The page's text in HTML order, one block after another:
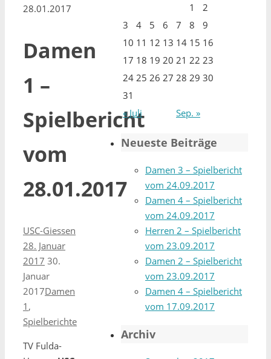
28.01.2017
Damen
1 –
Spielbericht
vom
28.01.2017
USC-Giessen
28. Januar
2017 30.
Januar
2017Damen
1 ,
Spielberichte
TV Fulda-
1
2
3
4 5 6 7 8
9
10 11 12 13 14 15 16
17 18 19 20 21 22 23
24 25 26 27 28 29 30
31
« Juli
Sep. »
Neueste Beiträge
Damen 3 – Spielbericht
vom 24.09.2017
Damen 4 – Spielbericht
vom 24.09.2017
Herren 2 – Spielbericht
vom 23.09.2017
Damen 2 – Spielbericht
vom 23.09.2017
Damen 4 – Spielbericht
vom 17.09.2017
Archiv